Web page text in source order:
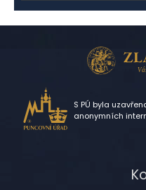
S PÚ byla
anonymních